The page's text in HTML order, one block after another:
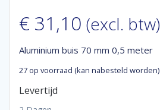
€ 31,10 (excl. btw)
Aluminium buis 70 mm 0,5 meter
27 op voorraad (kan nabesteld worden)
Levertijd